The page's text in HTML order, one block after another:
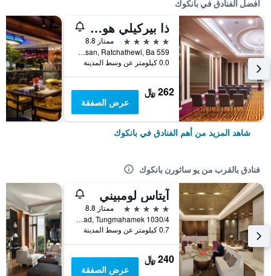
أفضل الفنادق في بانكوك
ذا بيركيلي هوتل براتونام
5 نجوم
ممتاز 8.8
559 Ratcharaprarop Rd., Makkasan, Ratchathewi, Ba, بانكوك, تايلاند
0.0 كيلومتر عن وسط المدينة
262 ﷼
عرض الصفقة
شاهد المزيد من أهم الفنادق في بانكوك
فنادق بالقرب من يو ساثورن بانكوك
آيتاس لومبيني
5 نجوم
ممتاز 8.8
1030/4 Rama 4 Road, Tungmahamek, بانكوك, تايلاند
0.7 كيلومتر عن وسط المدينة
240 ﷼
عرض الصفقة